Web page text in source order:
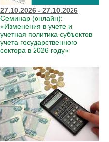
27.10.2026 - 27.10.2026
Семинар (онлайн):
«Изменения в учете и
учетная политика субъектов
учета государственного
сектора в 2026 году»